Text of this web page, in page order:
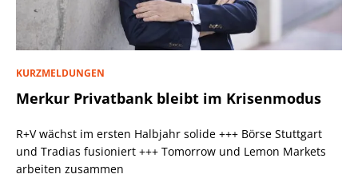
KURZMELDUNGEN
Merkur Privatbank bleibt im Krisenmodus
R+V wächst im ersten Halbjahr solide +++ Börse Stuttgart
und Tradias fusioniert +++ Tomorrow und Lemon Markets
arbeiten zusammen